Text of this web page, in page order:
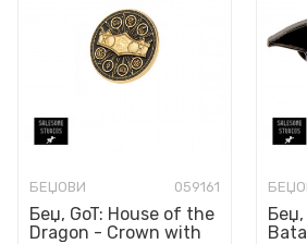
БЕЏОВИ 059161
Беџ, GoT: House of the
Dragon - Crown with